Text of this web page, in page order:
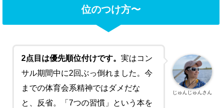
位のつけ方〜
2点目は優先順位付けです。 実はコン
サル期間中に2回ぶっ倒れました。今
までの体育会系精神ではダメだな
と、反省。「 7つの習慣」という本を
じゅんじゅんさん